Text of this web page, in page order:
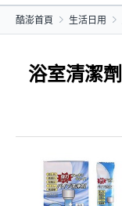
酷澎首頁 生活日用
浴室清潔劑